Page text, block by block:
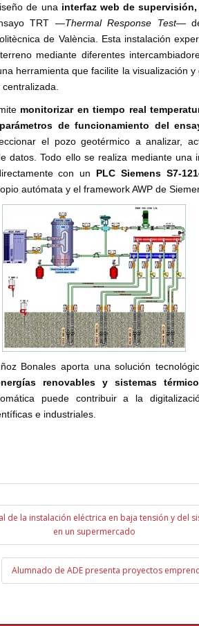
de una interfaz web de
TRT —Thermal Response Test—
de València. Esta instalación
mediante diferentes
herramienta que facilite la visualización
monitorizar en tiempo real
de funcionamiento del
el pozo geotérmico a analizar,
datos. Todo ello se realiza mediante una
con un PLC Siemens S7-
autómata y el framework AWP de
Bonales aporta una solución
renovables y sistemas
puede contribuir a la
e industriales.
de la instalación eléctrica en baja tensión y del
en un supermercado
Alumnado de ADE presenta proyectos